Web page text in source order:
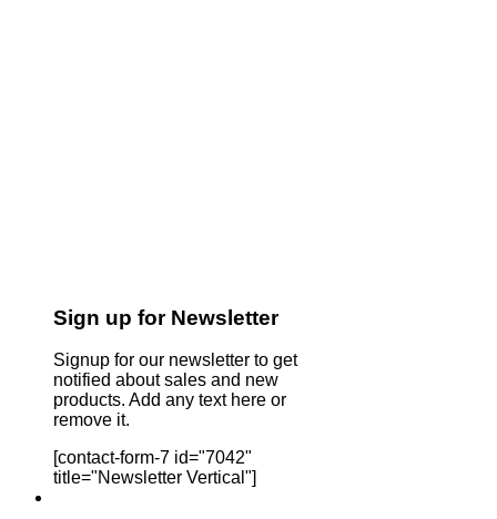
Sign up for Newsletter
Signup for our newsletter to get
notified about sales and new
products. Add any text here or
remove it.
[contact-form-7 id="7042"
title="Newsletter Vertical"]